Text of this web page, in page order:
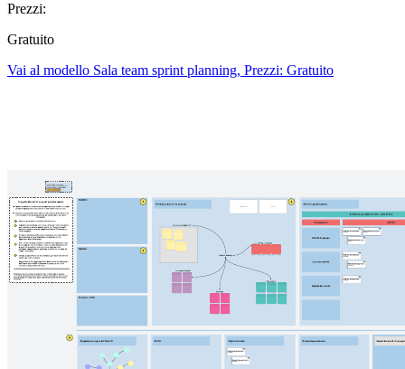
Prezzi:
Gratuito
Vai al modello Sala team sprint planning, Prezzi: Gratuito